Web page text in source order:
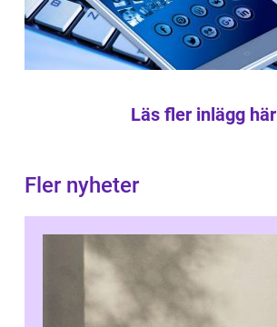
Läs fler inlägg här
Fler nyheter